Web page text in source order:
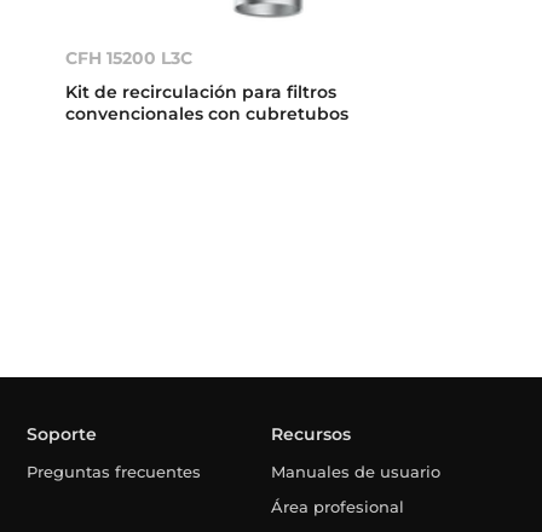
CFH 15200 L3C
Kit de recirculación para filtros
convencionales con cubretubos
Soporte
Preguntas frecuentes
Recursos
Manuales de usuario
Área profesional